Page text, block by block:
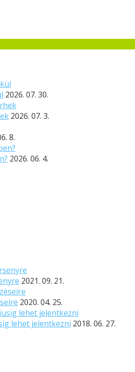
2026. 07. 30.
2026. 07. 3.
8.
2026. 06. 4.
2021. 09. 21.
2020. 04. 25.
lehet jelentkezni 2018. 06. 27.